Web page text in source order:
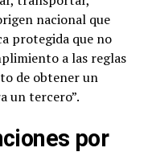
nacional que
protegida que no
a las reglas
de obtener un
un tercero”.
por